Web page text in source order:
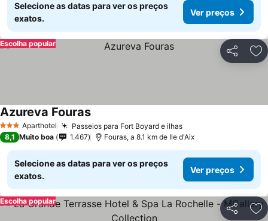
Selecione as datas para ver os preços
exatos.
Ver preços
Partilhar
Escolha popular
3 EstrelasAparthotel Passeios para Fort Boyard e ilhasVer preços
Azureva FourasVer preços
8,1 Muito boa 1.467 Fouras, a 8.1 km de Ile d'Aix
Selecione as datas para ver os preços
exatos.
Ver preços
Partilhar
Escolha popular